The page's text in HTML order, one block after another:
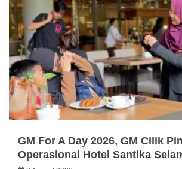
GM For A Day 2026, GM Cilik
Operasional Hotel Santika